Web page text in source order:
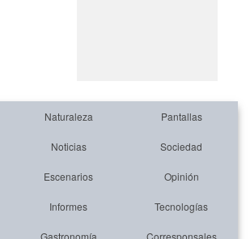
Naturaleza Pantallas
Noticias Sociedad
Escenarios Opinión
Informes Tecnologías
Gastronomía Corresponsales